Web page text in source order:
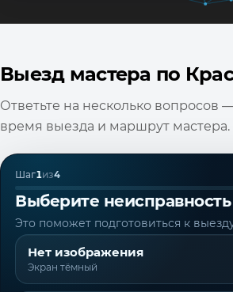
Выезд мастера по
Ответьте на несколько вопросов
время выезда и маршрут мастера.
Шаг1из4
Выберите неисправность
Это поможет подготовиться к
Нет изображения
Экран тёмный